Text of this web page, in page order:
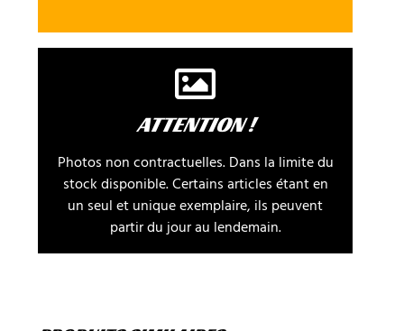
ATTENTION !
Photos non contractuelles. Dans la limite du
stock disponible. Certains articles étant en
un seul et unique exemplaire, ils peuvent
partir du jour au lendemain.